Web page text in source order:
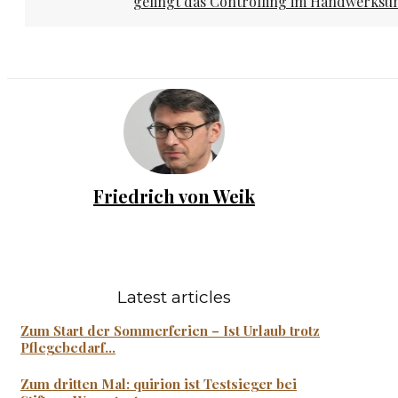
Friedrich von Weik
Latest articles
Zum Start der Sommerferien – Ist Urlaub trotz
Pflegebedarf...
Zum dritten Mal: quirion ist Testsieger bei